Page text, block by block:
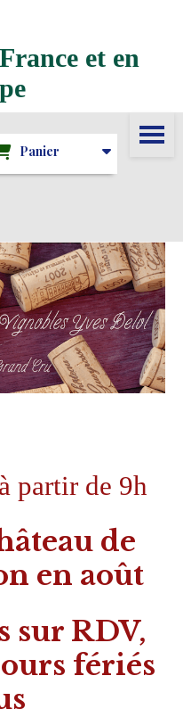
et en
Panier
partir de 9h
de
en août
sur RDV,
fériés